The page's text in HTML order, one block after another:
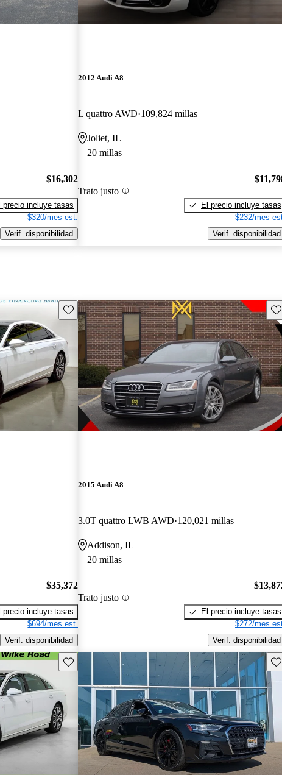
$16,302
precio incluye tasas
$320/mes est.
Verif. disponibilidad
2012 Audi A8
L quattro AWD 109,824 millas
Joliet, IL
20 millas
Trato justo
El precio incluye tasas
$232/mes
Verif. disponibilidad
Guarda este Aviso
$35,372
precio incluye tasas
$694/mes est.
Verif. disponibilidad
2015 Audi A8
3.0T quattro LWB AWD 120,021 millas
Addison, IL
20 millas
Trato justo
El precio incluye tasas
$272/mes
Verif. disponibilidad
Guarda este Aviso